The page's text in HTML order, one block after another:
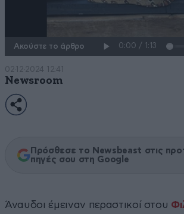
Ακούστε το άρθρο
02·12·2024 12:41
Newsroom
Πρόσθεσε το Newsbeast στις
πηγές σου στη Google
Άναυδοι έμειναν περαστικοί στου